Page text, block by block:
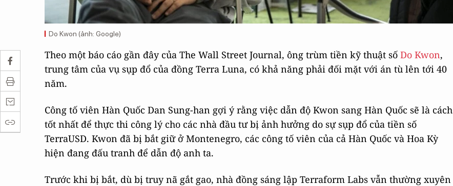
Do Kwon (ảnh: Google)
Theo một báo cáo gần đây của The Wall Street Journal, ông trùm tiền kỹ thuật số Do Kwon,
trung tâm của vụ sụp đổ của đồng Terra Luna, có khả năng phải đối mặt với án tù lên tới 40
năm.
Công tố viên Hàn Quốc Dan Sung-han gợi ý rằng việc dẫn độ Kwon sang Hàn Quốc sẽ là cách
tốt nhất để thực thi công lý cho các nhà đầu tư bị ảnh hưởng do sự sụp đổ của tiền số
TerraUSD. Kwon đã bị bắt giữ ở Montenegro, các công tố viên của cả Hàn Quốc và Hoa Kỳ
hiện đang đấu tranh để dẫn độ anh ta.
Trước khi bị bắt, dù bị truy nã gắt gao, nhà đồng sáng lập Terraform Labs vẫn thường xuyên